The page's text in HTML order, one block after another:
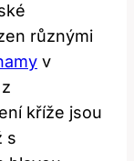
různými
v
kříže jsou
s